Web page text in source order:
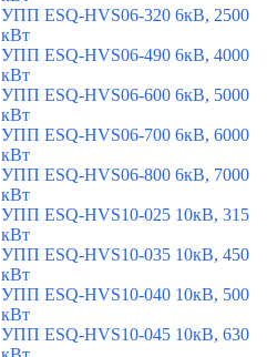
УПП ESQ-HVS06-320 6кВ, 2500
кВт
УПП ESQ-HVS06-490 6кВ, 4000
кВт
УПП ESQ-HVS06-600 6кВ, 5000
кВт
УПП ESQ-HVS06-700 6кВ, 6000
кВт
УПП ESQ-HVS06-800 6кВ, 7000
кВт
УПП ESQ-HVS10-025 10кВ, 315
кВт
УПП ESQ-HVS10-035 10кВ, 450
кВт
УПП ESQ-HVS10-040 10кВ, 500
кВт
УПП ESQ-HVS10-045 10кВ, 630